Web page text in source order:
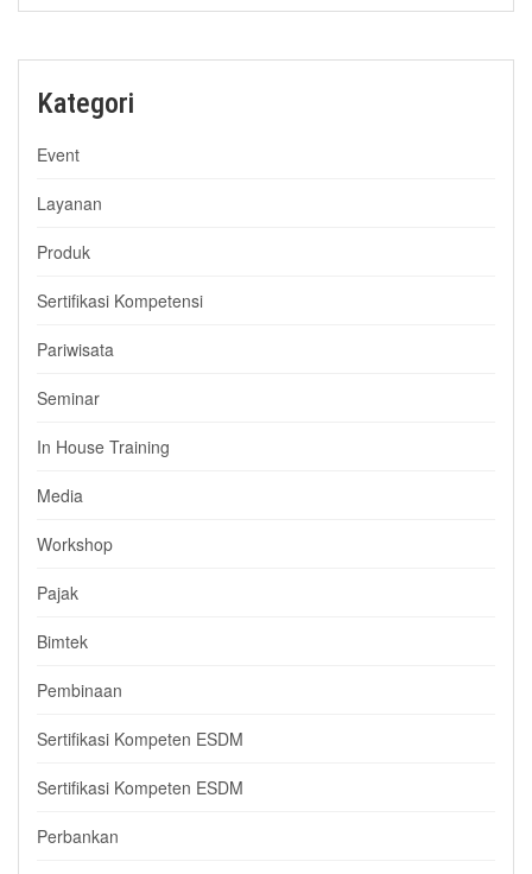
Kategori
Event
Layanan
Produk
Sertifikasi Kompetensi
Pariwisata
Seminar
In House Training
Media
Workshop
Pajak
Bimtek
Pembinaan
Sertifikasi Kompeten ESDM
Sertifikasi Kompeten ESDM
Perbankan